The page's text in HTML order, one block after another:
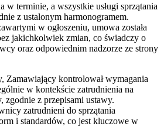
w terminie, a wszystkie usługi sprzątania
z ustalonym harmonogramem.
w ogłoszeniu, umowa została
jakichkolwiek zmian, co świadczy o
oraz odpowiednim nadzorze ze strony
Zamawiający kontrolował wymagania
w kontekście zatrudnienia na
zgodnie z przepisami ustawy.
zatrudnieni do sprzątania
i standardów, co jest kluczowe w